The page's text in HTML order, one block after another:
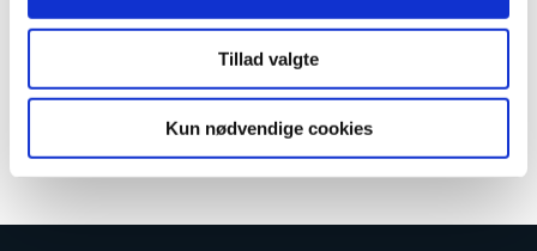
Tillad valgte
Kun nødvendige cookies
AMU kundeservice
AMU-service@tradium.dk